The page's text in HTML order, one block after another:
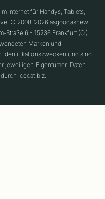
Internet für Handys, Tablets,
© 2008-2026 asgoodasnew
6 - 15236 Frankfurt (O.)
Marken und
und sind
jeweiligen Eigentümer. Daten
Icecat.biz.